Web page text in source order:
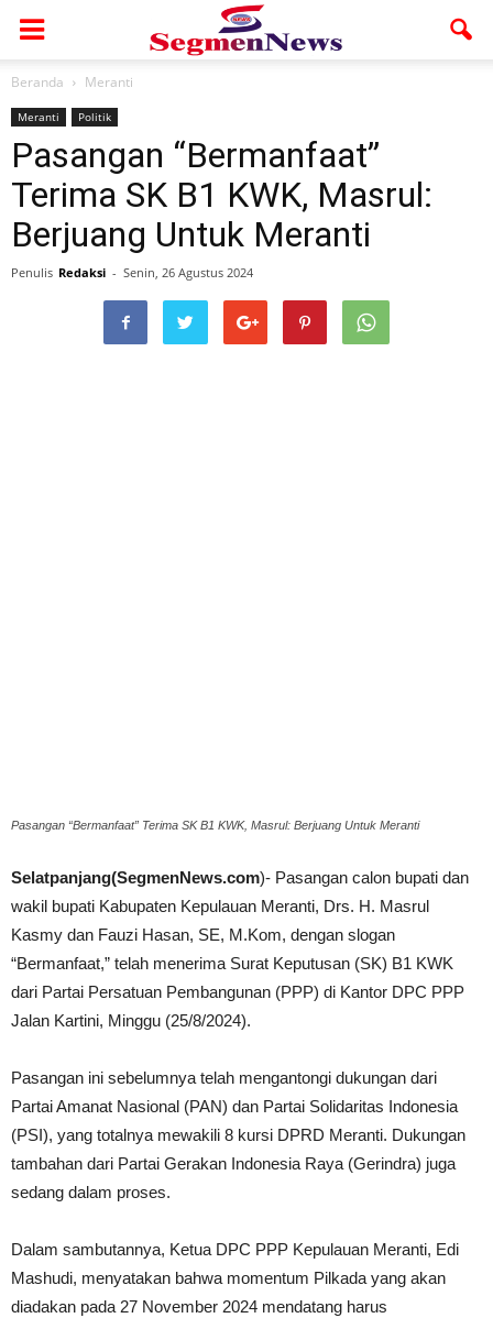
Beranda Meranti
Meranti Politik
Pasangan “Bermanfaat”
Terima SK B1 KWK, Masrul:
Berjuang Untuk Meranti
Penulis Redaksi - Senin, 26 Agustus 2024
Pasangan “Bermanfaat” Terima SK B1 KWK, Masrul: Berjuang Untuk Meranti
Selatpanjang(SegmenNews.com)- Pasangan calon bupati dan
wakil bupati Kabupaten Kepulauan Meranti, Drs. H. Masrul
Kasmy dan Fauzi Hasan, SE, M.Kom, dengan slogan
“Bermanfaat,” telah menerima Surat Keputusan (SK) B1 KWK
dari Partai Persatuan Pembangunan (PPP) di Kantor DPC PPP
Jalan Kartini, Minggu (25/8/2024).
Pasangan ini sebelumnya telah mengantongi dukungan dari
Partai Amanat Nasional (PAN) dan Partai Solidaritas Indonesia
(PSI), yang totalnya mewakili 8 kursi DPRD Meranti. Dukungan
tambahan dari Partai Gerakan Indonesia Raya (Gerindra) juga
sedang dalam proses.
Dalam sambutannya, Ketua DPC PPP Kepulauan Meranti, Edi
Mashudi, menyatakan bahwa momentum Pilkada yang akan
diadakan pada 27 November 2024 mendatang harus